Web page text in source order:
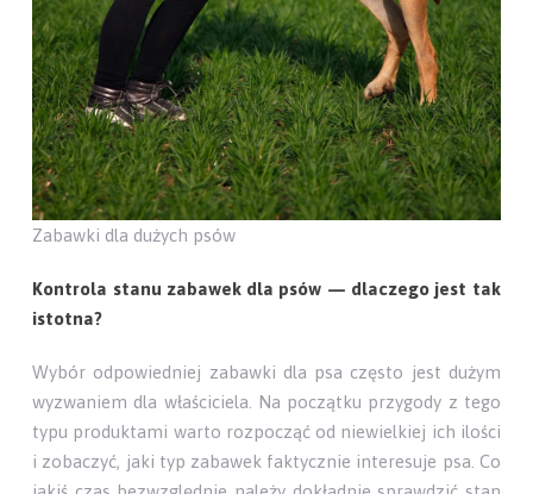
Zabawki dla dużych psów
Kontrola stanu zabawek dla psów — dlaczego jest tak
istotna?
Wybór odpowiedniej zabawki dla psa często jest dużym
wyzwaniem dla właściciela. Na początku przygody z tego
typu produktami warto rozpocząć od niewielkiej ich ilości
i zobaczyć, jaki typ zabawek faktycznie interesuje psa. Co